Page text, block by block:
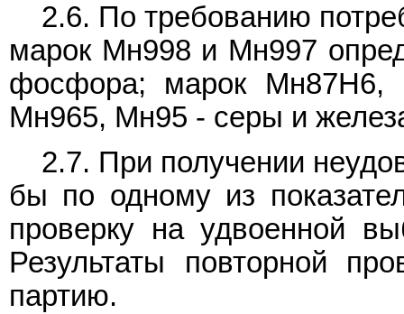
2.6. По требованию
марок Мн998 и Мн997
фосфора; марок
Мн965, Мн95 - серы и
2.7. При получении
бы по одному из
проверку на удвоенной
Результаты повторной
партию.